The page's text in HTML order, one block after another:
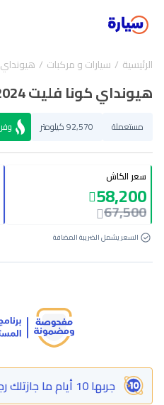
الرئيسية سيارات و مركبات هيونداي
هيونداي كونا فليت 2024
مستعملة 92,570 كيلومتر وفر
سعر الكاش
58,200
67,500
السعر يشمل الضريبة المضافة
جربها 10 أيام ما جازتلك رجعها